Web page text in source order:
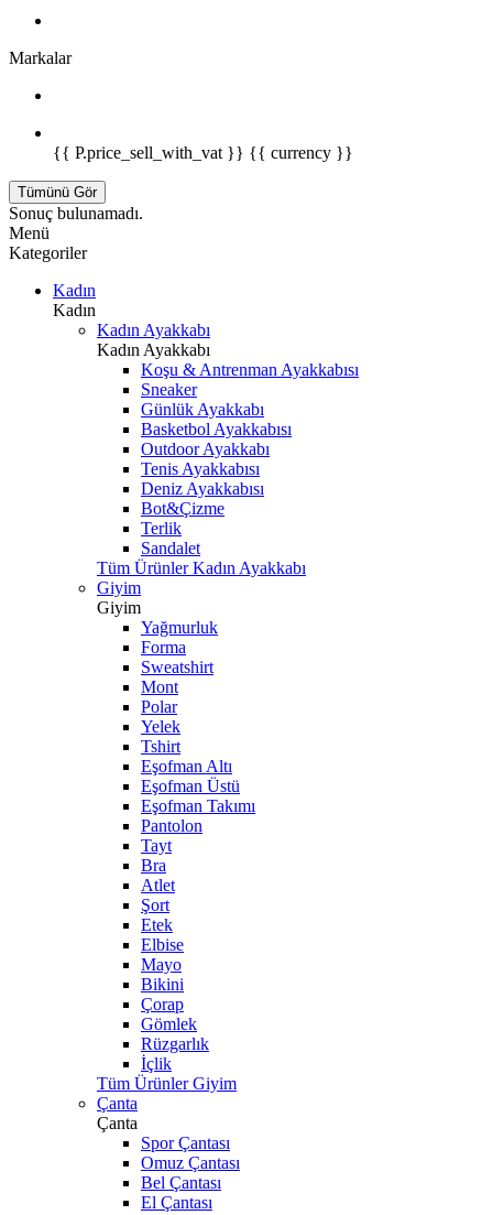
Markalar
{{ P.price_sell_with_vat }} {{ currency }}
Tümünü Gör
Sonuç bulunamadı.
Menü
Kategoriler
Kadın
Kadın
Kadın Ayakkabı
Kadın Ayakkabı
Koşu & Antrenman Ayakkabısı
Sneaker
Günlük Ayakkabı
Basketbol Ayakkabısı
Outdoor Ayakkabı
Tenis Ayakkabısı
Deniz Ayakkabısı
Bot&Çizme
Terlik
Sandalet
Tüm Ürünler Kadın Ayakkabı
Giyim
Giyim
Yağmurluk
Forma
Sweatshirt
Mont
Polar
Yelek
Tshirt
Eşofman Altı
Eşofman Üstü
Eşofman Takımı
Pantolon
Tayt
Bra
Atlet
Şort
Etek
Elbise
Mayo
Bikini
Çorap
Gömlek
Rüzgarlık
İçlik
Tüm Ürünler Giyim
Çanta
Çanta
Spor Çantası
Omuz Çantası
Bel Çantası
El Çantası